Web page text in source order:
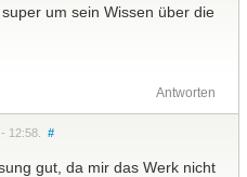
um sein Wissen über die
Antworten
12:58. #
gut, da mir das Werk nicht